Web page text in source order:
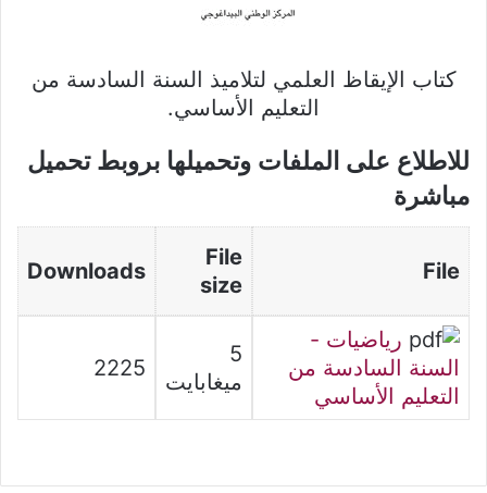
كتاب الإيقاظ العلمي لتلاميذ السنة السادسة من
التعليم الأساسي.
للاطلاع على الملفات وتحميلها بروبط تحميل
مباشرة
File
File
size
Downloads
رياضيات -
السنة السادسة من
التعليم الأساسي
5
ميغابايت
2225